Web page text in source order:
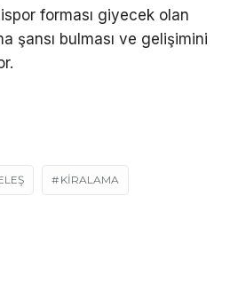
forması giyecek olan
şansı bulması ve gelişimini
KİRALAMA